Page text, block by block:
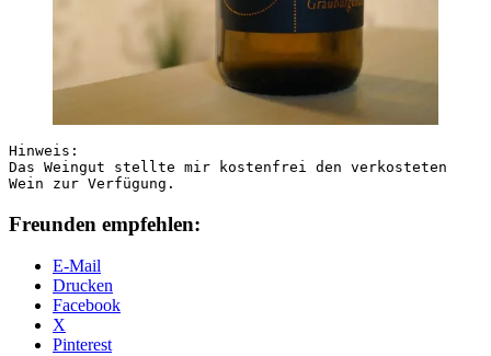
Hinweis:
Das Weingut stellte mir kostenfrei den verkosteten
Wein zur Verfügung.
Freunden empfehlen:
E-Mail
Drucken
Facebook
X
Pinterest